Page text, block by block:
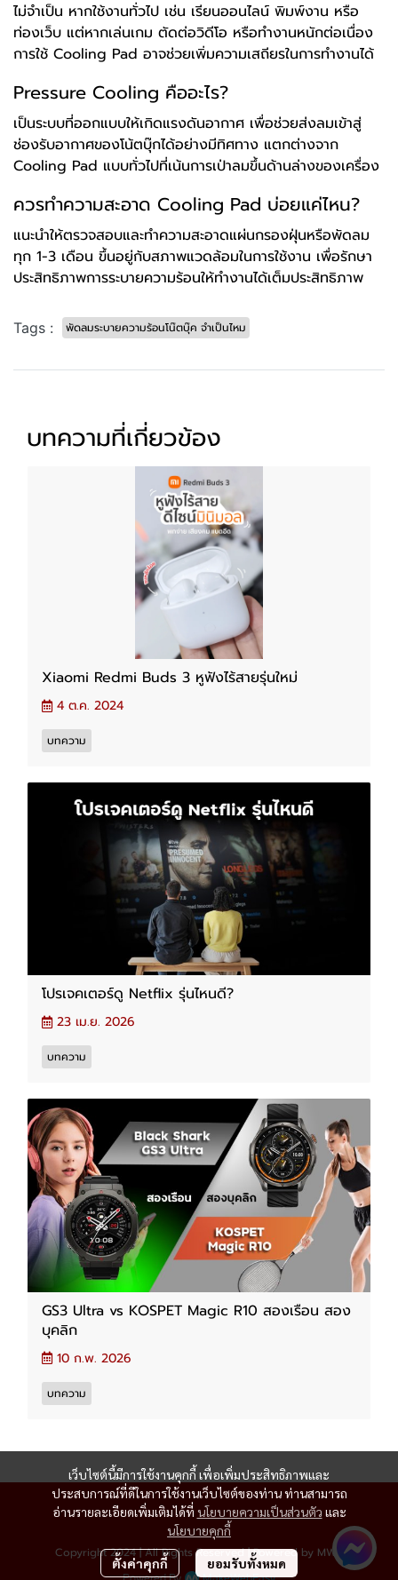
ไม่จำเป็น หากใช้งานทั่วไป เช่น เรียนออนไลน์ พิมพ์งาน หรือ
ท่องเว็บ แต่หากเล่นเกม ตัดต่อวิดีโอ หรือทำงานหนักต่อเนื่อง
การใช้ Cooling Pad อาจช่วยเพิ่มความเสถียรในการทำงานได้
Pressure Cooling คืออะไร?
เป็นระบบที่ออกแบบให้เกิดแรงดันอากาศ เพื่อช่วยส่งลมเข้าสู่
ช่องรับอากาศของโน้ตบุ๊กได้อย่างมีทิศทาง แตกต่างจาก
Cooling Pad แบบทั่วไปที่เน้นการเป่าลมขึ้นด้านล่างของเครื่อง
ควรทำความสะอาด Cooling Pad บ่อยแค่ไหน?
แนะนำให้ตรวจสอบและทำความสะอาดแผ่นกรองฝุ่นหรือพัดลม
ทุก 1-3 เดือน ขึ้นอยู่กับสภาพแวดล้อมในการใช้งาน เพื่อรักษา
ประสิทธิภาพการระบายความร้อนให้ทำงานได้เต็มประสิทธิภาพ
Tags : พัดลมระบายความร้อนโน๊ตบุ๊ค จำเป็นไหม
บทความที่เกี่ยวข้อง
Xiaomi Redmi Buds 3 หูฟังไร้สายรุ่นใหม่
4 ต.ค. 2024
บทความ
โปรเจคเตอร์ดู Netflix รุ่นไหนดี?
23 เม.ย. 2026
บทความ
GS3 Ultra vs KOSPET Magic R10 สองเรือน สอง
บุคลิก
10 ก.พ. 2026
บทความ
เว็บไซต์นี้มีการใช้งานคุกกี้ เพื่อเพิ่มประสิทธิภาพและ
ประสบการณ์ที่ดีในการใช้งานเว็บไซต์ของท่าน ท่านสามารถ
อ่านรายละเอียดเพิ่มเติมได้ที่ นโยบายความเป็นส่วนตัว และ
นโยบายคุกกี้
ตั้งค่าคุกกี้ ยอมรับทั้งหมด
Copyright 2024 | All Rights Reserved | Powered by MWE